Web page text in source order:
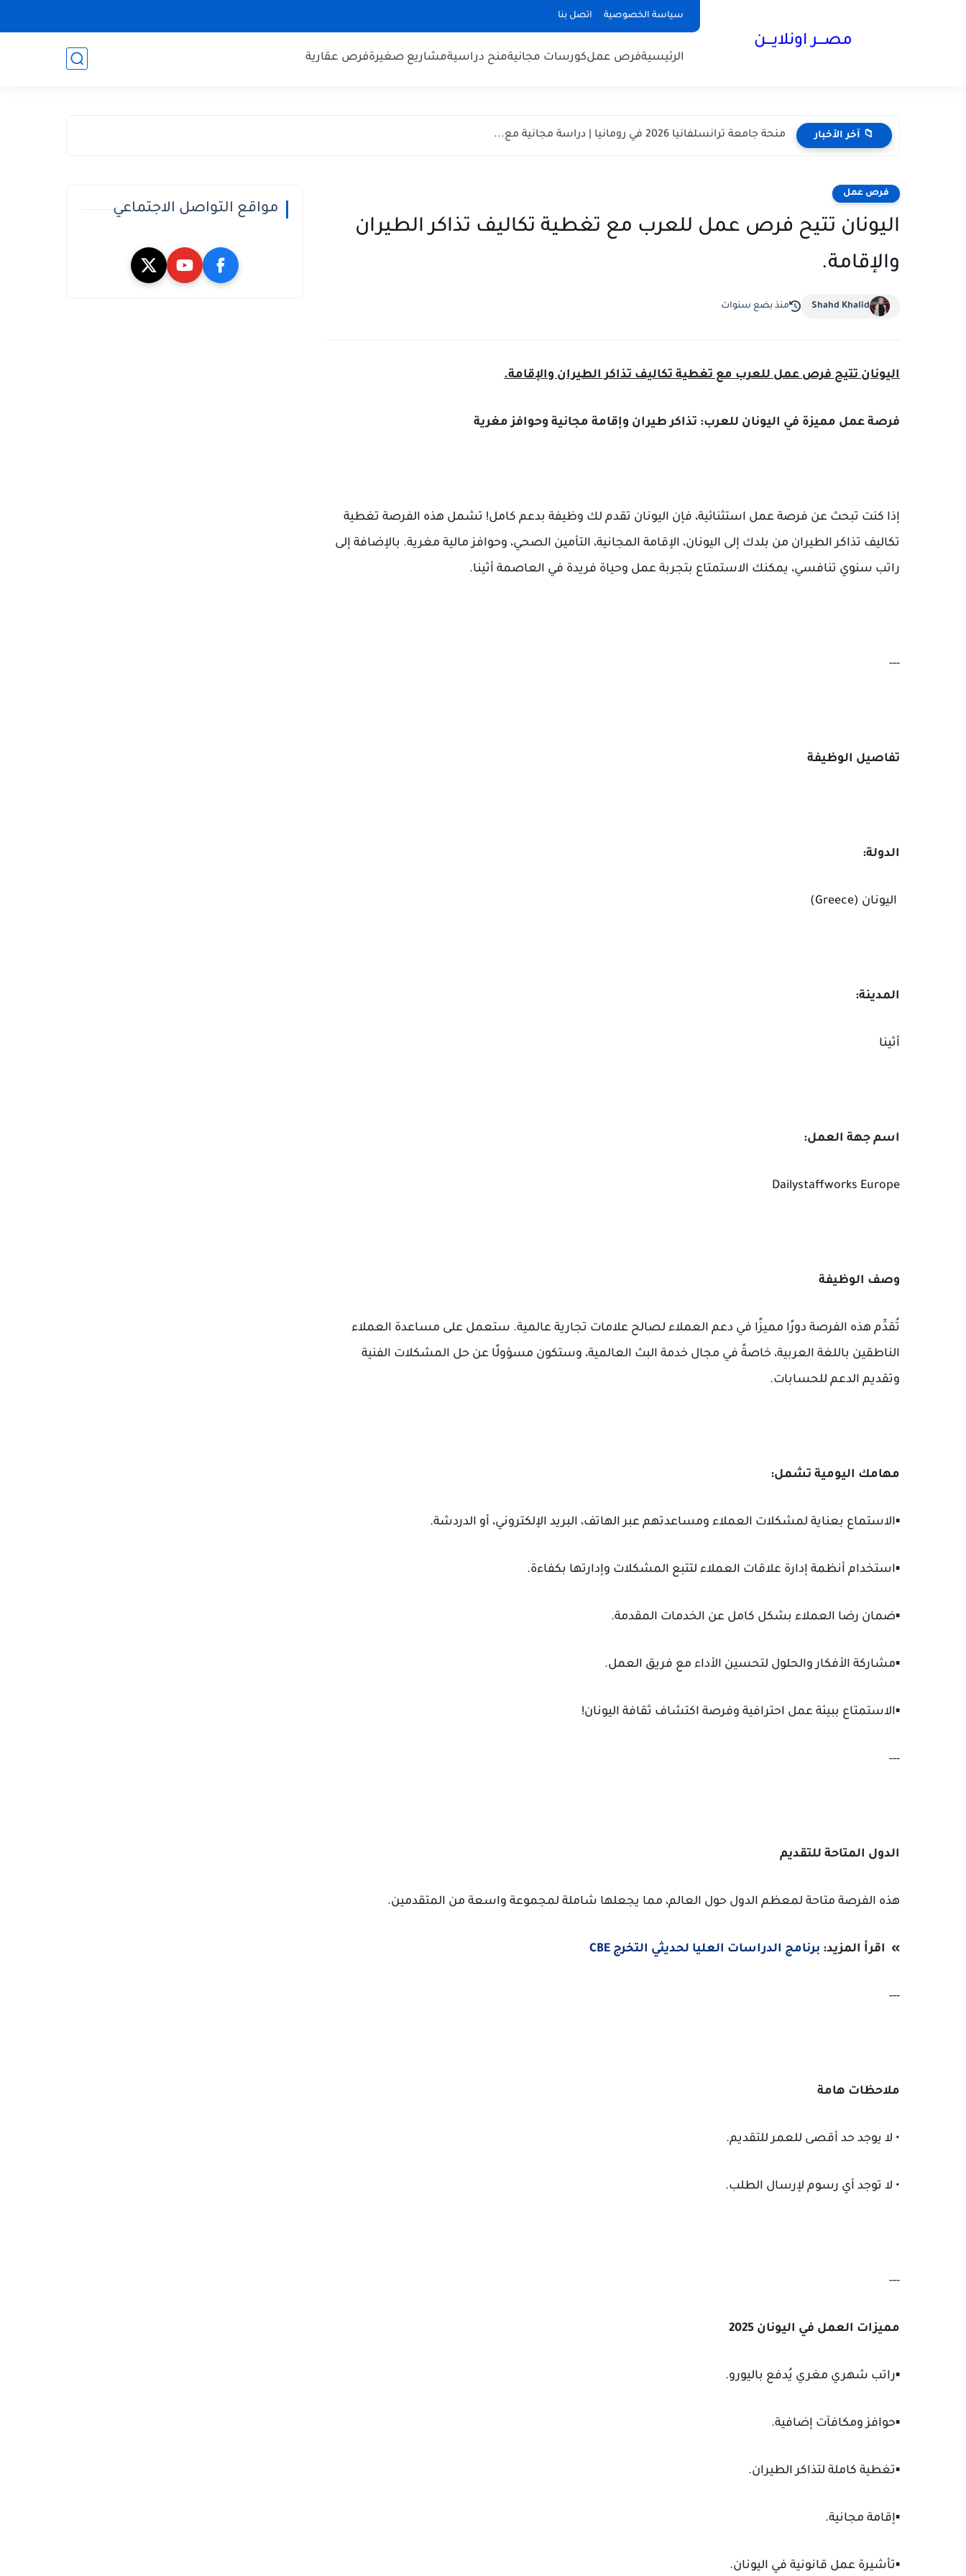
سياسة الخصوصية اتصل بنا
مصـــر اونلايـــن
الرئيسيةفرص عملكورسات مجانيةمنح دراسيةمشاريع صغيرةفرص عقارية
📁 آخر الأخبار منحة جامعة ترانسلفانيا 2026 في رومانيا | دراسة مجانية مع...
فرص عمل
اليونان تتيح فرص عمل للعرب مع تغطية تكاليف تذاكر الطيران
والإقامة.
Shahd Khalid منذ بضع سنوات
اليونان تتيح فرص عمل للعرب مع تغطية تكاليف تذاكر الطيران والإقامة.
فرصة عمل مميزة في اليونان للعرب: تذاكر طيران وإقامة مجانية وحوافز مغرية
إذا كنت تبحث عن فرصة عمل استثنائية، فإن اليونان تقدم لك وظيفة بدعم كامل! تشمل هذه الفرصة تغطية
تكاليف تذاكر الطيران من بلدك إلى اليونان، الإقامة المجانية، التأمين الصحي، وحوافز مالية مغرية. بالإضافة إلى
راتب سنوي تنافسي، يمكنك الاستمتاع بتجربة عمل وحياة فريدة في العاصمة أثينا.
---
تفاصيل الوظيفة
الدولة:
اليونان (Greece)
المدينة:
أثينا
اسم جهة العمل:
Dailystaffworks Europe
وصف الوظيفة
تُقدِّم هذه الفرصة دورًا مميزًا في دعم العملاء لصالح علامات تجارية عالمية. ستعمل على مساعدة العملاء
الناطقين باللغة العربية، خاصةً في مجال خدمة البث العالمية، وستكون مسؤولًا عن حل المشكلات الفنية
وتقديم الدعم للحسابات.
مهامك اليومية تشمل:
▪️الاستماع بعناية لمشكلات العملاء ومساعدتهم عبر الهاتف، البريد الإلكتروني، أو الدردشة.
▪️استخدام أنظمة إدارة علاقات العملاء لتتبع المشكلات وإدارتها بكفاءة.
▪️ضمان رضا العملاء بشكل كامل عن الخدمات المقدمة.
▪️مشاركة الأفكار والحلول لتحسين الأداء مع فريق العمل.
▪️الاستمتاع ببيئة عمل احترافية وفرصة اكتشاف ثقافة اليونان!
---
الدول المتاحة للتقديم
هذه الفرصة متاحة لمعظم الدول حول العالم، مما يجعلها شاملة لمجموعة واسعة من المتقدمين.
» اقرأ المزيد: برنامج الدراسات العليا لحديثي التخرج CBE
---
ملاحظات هامة
• لا يوجد حد أقصى للعمر للتقديم.
• لا توجد أي رسوم لإرسال الطلب.
---
مميزات العمل في اليونان 2025
▪️راتب شهري مغري يُدفع باليورو.
▪️حوافز ومكافآت إضافية.
▪️تغطية كاملة لتذاكر الطيران.
▪️إقامة مجانية.
▪️تأشيرة عمل قانونية في اليونان.
مواقع التواصل الاجتماعي